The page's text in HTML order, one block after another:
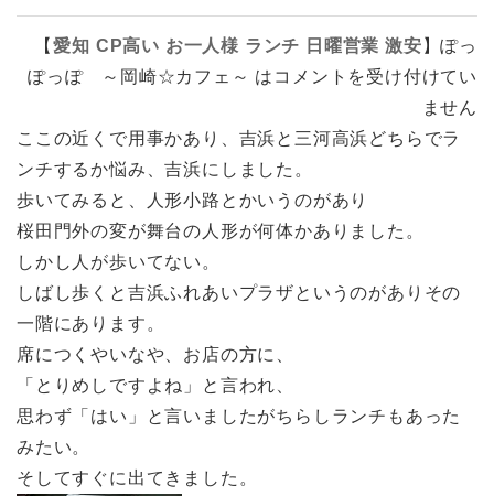
【愛知 CP高い お一人様 ランチ 日曜営業 激安 】ぽっ
ぽっぽ ～岡崎☆カフェ～ は コメントを受け付けてい
ません
ここの近くで用事かあり、吉浜と三河高浜どちらでラ
ンチするか悩み、吉浜にしました。
歩いてみると、人形小路とかいうのがあり
桜田門外の変が舞台の人形が何体かありました。
しかし人が歩いてない。
しばし歩くと吉浜ふれあいプラザというのがありその
一階にあります。
席につくやいなや、お店の方に、
「とりめしですよね」と言われ、
思わず「はい」と言いましたがちらしランチもあった
みたい。
そしてすぐに出てきました。